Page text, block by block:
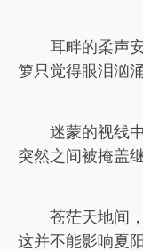
耳畔的柔声
箩只觉得眼泪汹
迷蒙的视线
突然之间被掩盖
苍茫天地间
这并不能影响夏